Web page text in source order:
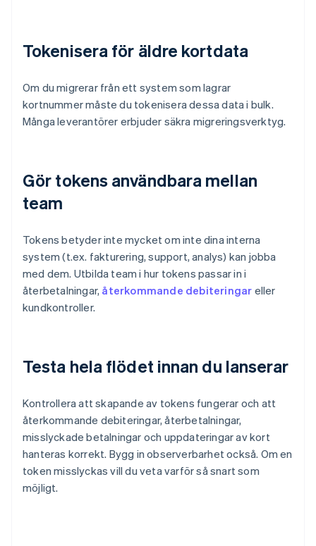
Tokenisera för äldre kortdata
Om du migrerar från ett system som lagrar
kortnummer måste du tokenisera dessa data i bulk.
Många leverantörer erbjuder säkra migreringsverktyg.
Gör tokens användbara mellan
team
Tokens betyder inte mycket om inte dina interna
system (t.ex. fakturering, support, analys) kan jobba
med dem. Utbilda team i hur tokens passar in i
återbetalningar, återkommande debiteringar eller
kundkontroller.
Testa hela flödet innan du lanserar
Kontrollera att skapande av tokens fungerar och att
återkommande debiteringar, återbetalningar,
misslyckade betalningar och uppdateringar av kort
hanteras korrekt. Bygg in observerbarhet också. Om en
token misslyckas vill du veta varför så snart som
möjligt.